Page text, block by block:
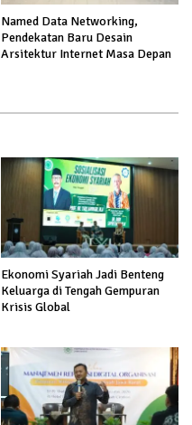
Named Data Networking,
Pendekatan Baru Desain
Arsitektur Internet Masa Depan
Ekonomi Syariah Jadi Benteng
Keluarga di Tengah Gempuran
Krisis Global